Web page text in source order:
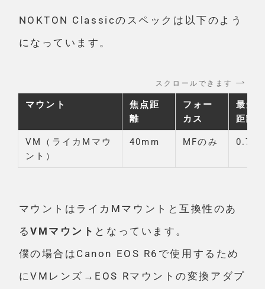
NOKTON Classicのスペックは以下のよう
になっています。
スクロールできます
マウント
焦点距
離
フォー
カス
最短
距離
VM（ライカMマウ
ント）
40mm MFのみ 0.7m
マウントはライカMマウントと互換性のあ
るVMマウント となっています。
僕の場合はCanon EOS R6で使用するため
にVMレンズ→EOS Rマウントの変換アダプ